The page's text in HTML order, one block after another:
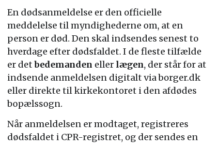
En dødsanmeldelse er den officielle
meddelelse til myndighederne om, at en
person er død. Den skal indsendes senest to
hverdage efter dødsfaldet. I de fleste tilfælde
er detbedemanden eller lægen, der står for at
indsende anmeldelsen digitalt via borger.dk
eller direkte til kirkekontoret i den afdødes
bopælssogn.
Når anmeldelsen er modtaget, registreres
dødsfaldet i CPR-registret, og der sendes en